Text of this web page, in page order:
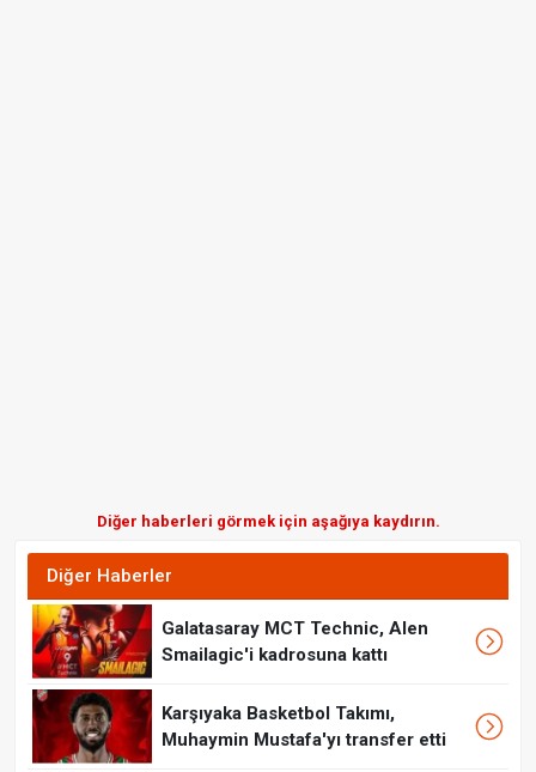
Diğer haberleri görmek için aşağıya kaydırın.
Diğer Haberler
Galatasaray MCT Technic, Alen
Smailagic'i kadrosuna kattı
Karşıyaka Basketbol Takımı,
Muhaymin Mustafa'yı transfer etti